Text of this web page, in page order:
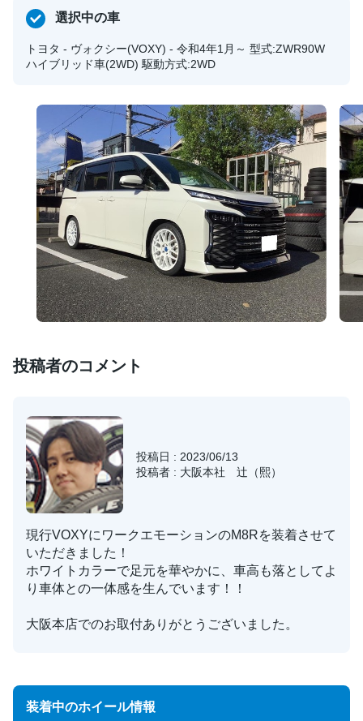
選択中の車
トヨタ - ヴォクシー(VOXY) - 令和4年1月～ 型式:ZWR90W
ハイブリッド車(2WD) 駆動方式:2WD
投稿者のコメント
投稿日 : 2023/06/13
投稿者 : 大阪本社 辻（熙）
現行VOXYにワークエモーションのM8Rを装着させて
いただきました！
ホワイトカラーで足元を華やかに、車高も落としてよ
り車体との一体感を生んでいます！！
大阪本店でのお取付ありがとうございました。
装着中のホイール情報